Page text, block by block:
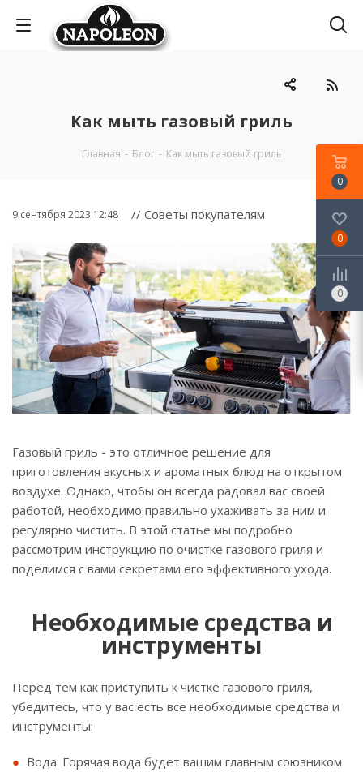
Как мыть газовый гриль
Главная - Блог - Как мыть газовый гриль
9 сентября 2023 12:48 // Советы покупателям
Газовый гриль - это отличное решение для
приготовления вкусных и ароматных блюд на открытом
воздухе. Однако, чтобы он всегда радовал вас своей
работой, необходимо правильно ухаживать за ним и
регулярно чистить. В этой статье мы подробно
рассмотрим инструкцию по очистке газового гриля и
поделимся с вами секретами его эффективного ухода.
Необходимые средства и
инструменты
Перед тем как приступить к чистке газового гриля,
убедитесь, что у вас есть все необходимые средства и
инструменты:
Вода: Горячая вода будет вашим главным союзником
0
0
0